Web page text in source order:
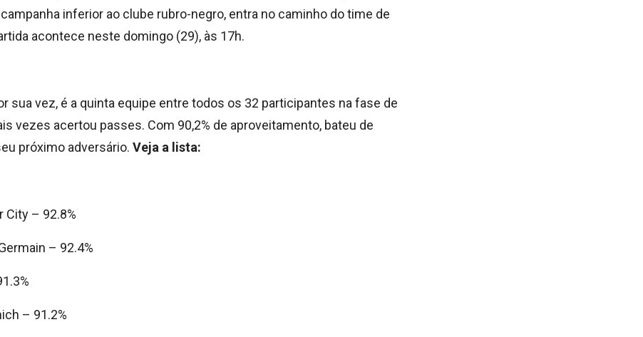
inferior ao clube rubro-negro, entra no caminho do time de
acontece neste domingo (29), às 17h.
sua vez, é a quinta equipe entre todos os 32 participantes na fase de
vezes acertou passes. Com 90,2% de aproveitamento, bateu de
próximo adversário. Veja a lista:
City – 92.8%
– 92.4%
– 91.2%